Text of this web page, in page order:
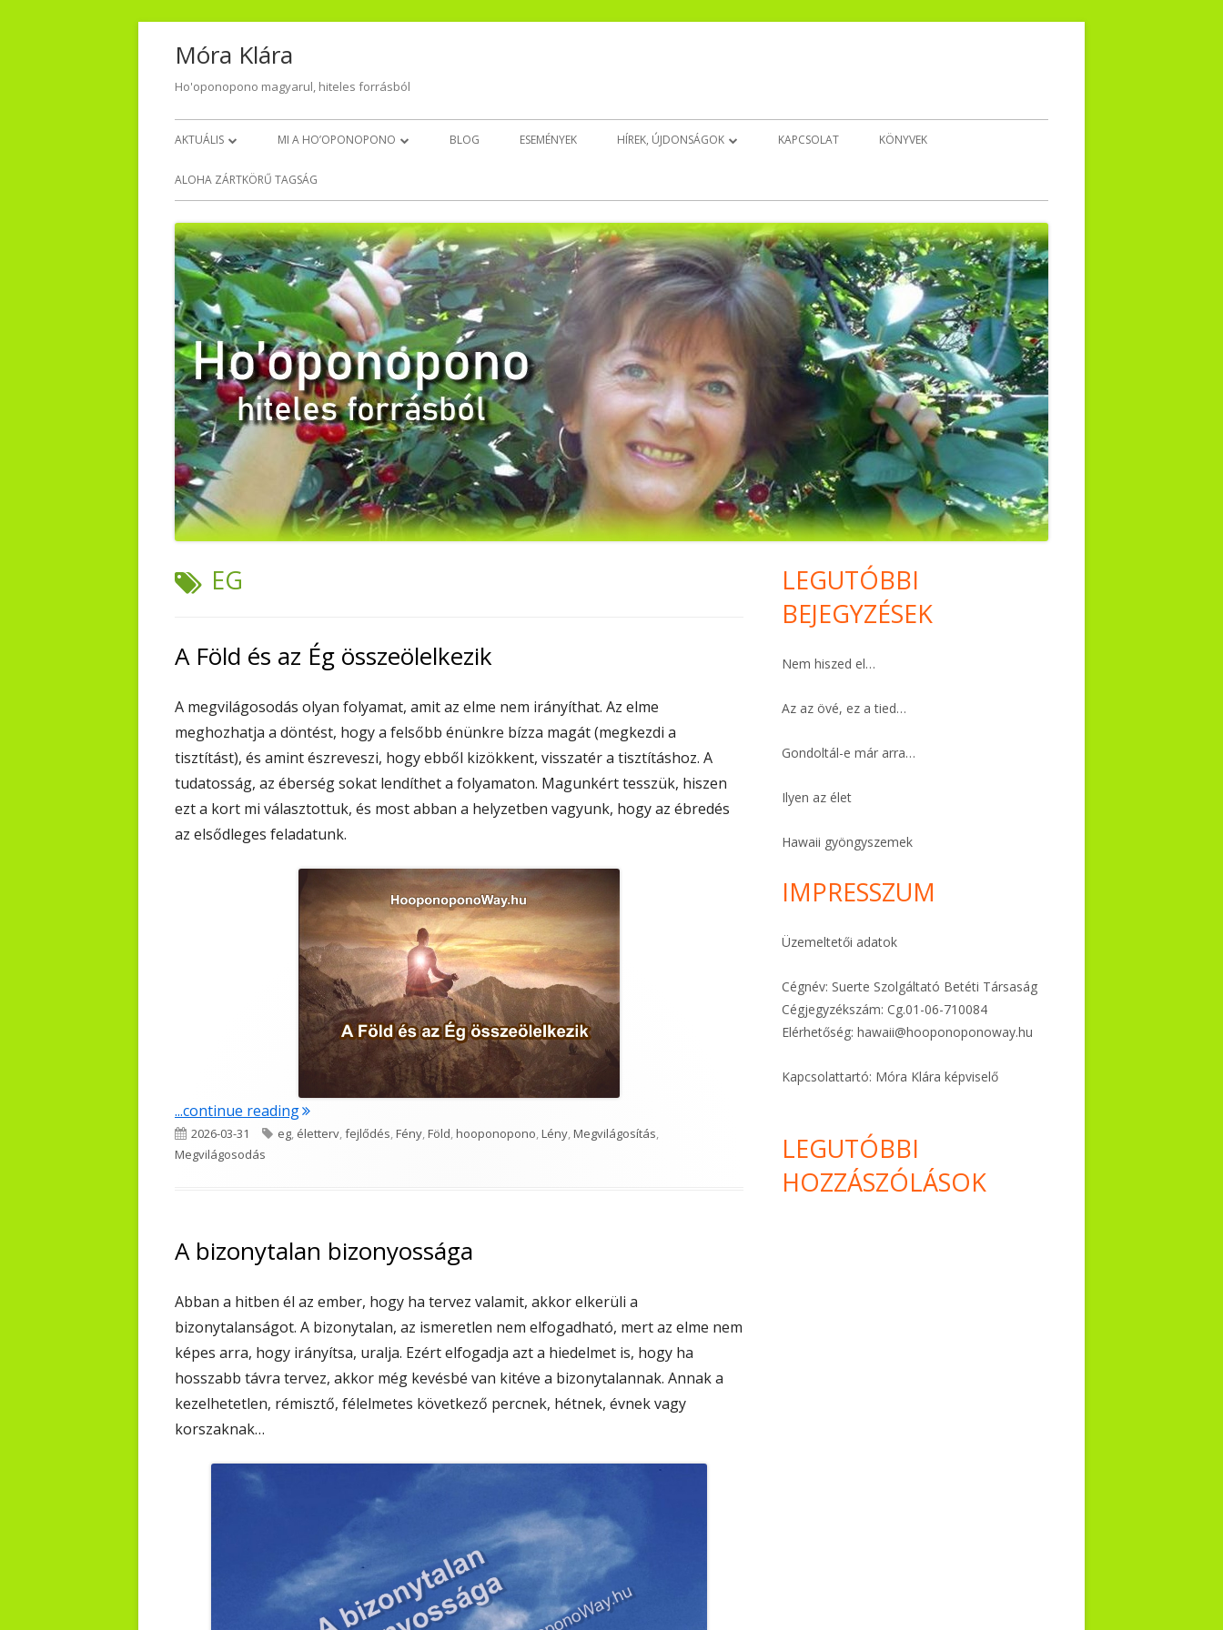
Móra Klára
Ho'oponopono magyarul, hiteles forrásból
Primary
Menu
AKTUÁLIS
NAPI HÁLA
MI A HO’OPONOPONO
VISSZAJELZÉSEK – TŐLETEK
BLOG ESEMÉNYEK HÍREK, ÚJDONSÁGOK
BELSŐ GYERMEK DÉDELGETŐ ÚJ!
ALUDJ JÓL!
EZT NYISD KI, HA…
EGÉSZSÉGEDRE!
ELENGEDÉS
HÁLA MINDENÉRT. KOMOLYAN.
FELEMELŐ
PÉNZTÁRCA
MEGBOCSÁTÁS
MIÉRT ÉPPEN ÉN?
FÜGGÉSTŐL SZABADON
FÉLELEMOLDÓ HO’OPONOPONO
KAPCSOLAT KÖNYVEK
ALOHA ZÁRTKÖRŰ TAGSÁG
TAG:
EG
A Föld és az Ég összeölelkezik
A megvilágosodás olyan folyamat, amit az elme nem irányíthat. Az elme
meghozhatja a döntést, hogy a felsőbb énünkre bízza magát (megkezdi a
tisztítást), és amint észreveszi, hogy ebből kizökkent, visszatér a tisztításhoz. A
tudatosság, az éberség sokat lendíthet a folyamaton. Magunkért tesszük, hiszen
ezt a kort mi választottuk, és most abban a helyzetben vagyunk, hogy az ébredés
az elsődleges feladatunk.
...continue reading"A Föld és az Ég összeölelkezik"
Published
on
2026-03-31 Tags
eg, életterv,fejlődés,Fény,Föld,hooponopono,Lény,Megvilágosítás,
Megvilágosodás
A bizonytalan bizonyossága
Abban a hitben él az ember, hogy ha tervez valamit, akkor elkerüli a
bizonytalanságot. A bizonytalan, az ismeretlen nem elfogadható, mert az elme nem
képes arra, hogy irányítsa, uralja. Ezért elfogadja azt a hiedelmet is, hogy ha
hosszabb távra tervez, akkor még kevésbé van kitéve a bizonytalannak. Annak a
kezelhetetlen, rémisztő, félelmetes következő percnek, hétnek, évnek vagy
korszaknak…
Main
Sidebar
LEGUTÓBBI
BEJEGYZÉSEK
Nem hiszed el…
Az az övé, ez a tied…
Gondoltál-e már arra…
Ilyen az élet
Hawaii gyöngyszemek
IMPRESSZUM
Üzemeltetői adatok
Cégnév: Suerte Szolgáltató Betéti Társaság
Cégjegyzékszám: Cg.01-06-710084
Elérhetőség:hawaii@hooponoponoway.hu
Kapcsolattartó: Móra Klára képviselő
LEGUTÓBBI
HOZZÁSZÓLÁSOK